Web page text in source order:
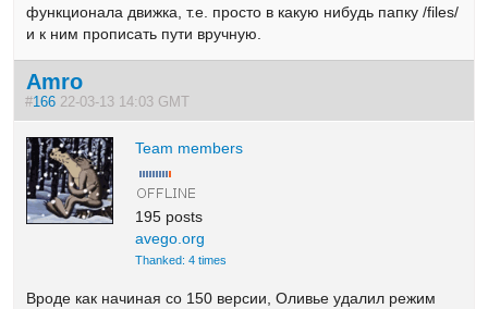
функционала движка, т.е. просто в какую нибудь папку /files/
и к ним прописать пути вручную.
Amro
#166 22-03-13 14:03 GMT
Team members
195 posts
avego.org
Thanked: 4 times
Вроде как начиная со 150 версии, Оливье удалил режим